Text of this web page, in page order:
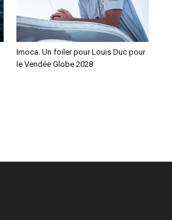
Imoca. Un foiler pour Louis Duc pour
le Vendée Globe 2028